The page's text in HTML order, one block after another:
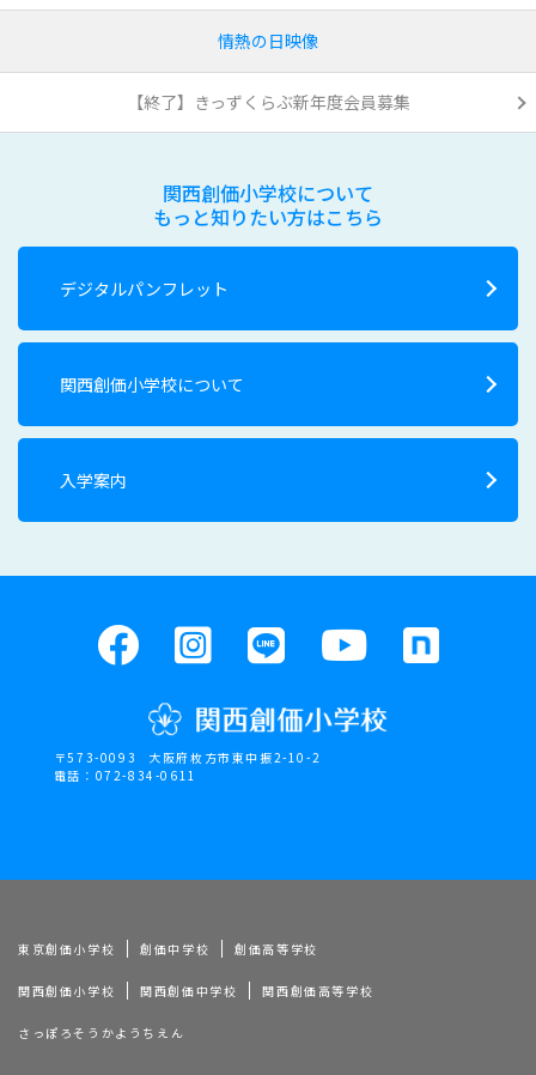
情熱の日映像
【終了】きっずくらぶ新年度会員募集
関西創価小学校について
もっと知りたい方はこちら
デジタルパンフレット
関西創価小学校について
入学案内
〒573-0093
大阪府枚方市東中振2-10-2
電話：072-834-0611
東京創価小学校 創価中学校 創価高等学校
関西創価小学校 関西創価中学校 関西創価高等学校
さっぽろそうかようちえん